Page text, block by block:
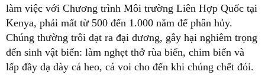
làm việc với Chương trình Môi trường Liên Hợp Quốc tại
Kenya, phải mất từ 500 đến 1.000 năm để phân hủy.
Chúng thường trôi dạt ra đại dương, gây hại nghiêm trọng
đến sinh vật biển: làm nghẹt thở rùa biển, chim biển và
lấp đầy dạ dày cá heo, cá voi cho đến khi chúng chết đói.